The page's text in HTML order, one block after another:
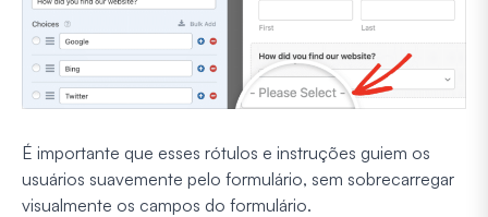
É importante que esses rótulos e instruções guiem os
usuários suavemente pelo formulário, sem sobrecarregar
visualmente os campos do formulário.